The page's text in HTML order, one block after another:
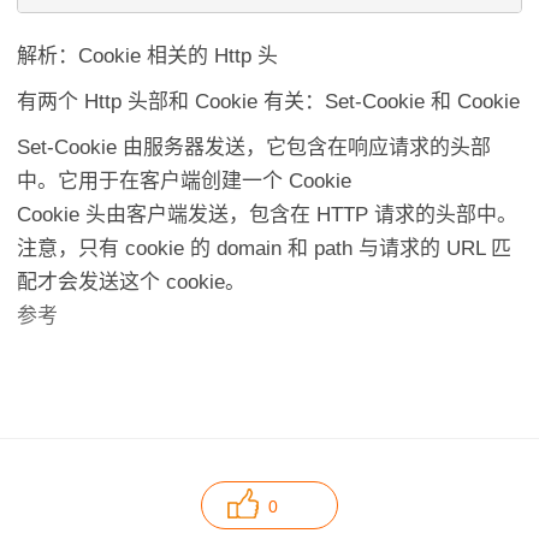
解析：Cookie 相关的 Http 头
有两个 Http 头部和 Cookie 有关：Set-Cookie 和 Cookie
Set-Cookie 由服务器发送，它包含在响应请求的头部
中。它用于在客户端创建一个 Cookie
Cookie 头由客户端发送，包含在 HTTP 请求的头部中。
注意，只有 cookie 的 domain 和 path 与请求的 URL 匹
配才会发送这个 cookie。
参考
0